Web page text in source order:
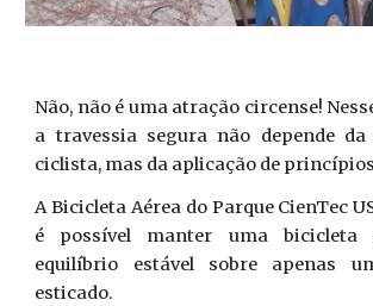
Não, não é uma atração circense!
a travessia segura não depende
ciclista, mas da aplicação de
A Bicicleta Aérea do Parque CienTec
é possível manter uma bicicleta
equilíbrio estável sobre apenas
esticado.